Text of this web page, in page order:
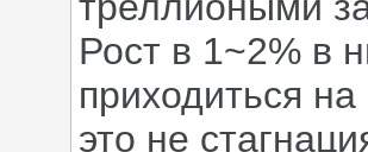
Рост в 1~2% в
приходиться на
это не